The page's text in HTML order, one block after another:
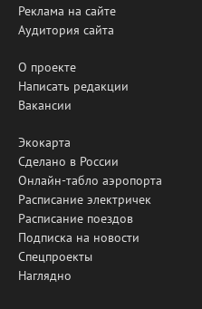
Реклама на сайте
Аудитория сайта
О проекте
Написать редакции
Вакансии
Экокарта
Сделано в России
Онлайн-табло аэропорта
Расписание электричек
Расписание поездов
Подписка на новости
Спецпроекты
Наглядно